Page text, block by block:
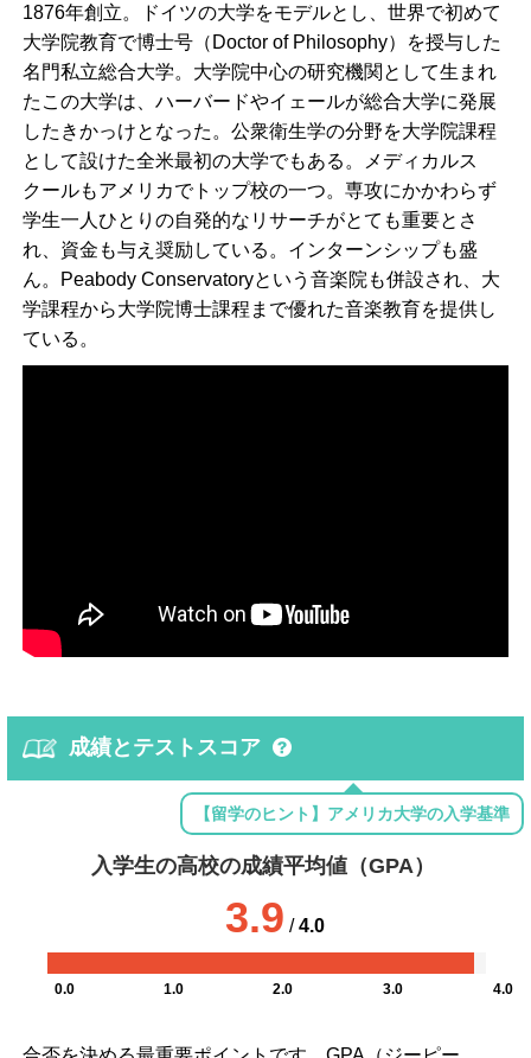
1876年創立。ドイツの大学をモデルとし、世界で初めて
大学院教育で博士号（Doctor of Philosophy）を授与した
名門私立総合大学。大学院中心の研究機関として生まれ
たこの大学は、ハーバードやイェールが総合大学に発展
したきかっけとなった。公衆衛生学の分野を大学院課程
として設けた全米最初の大学でもある。メディカルス
クールもアメリカでトップ校の一つ。専攻にかかわらず
学生一人ひとりの自発的なリサーチがとても重要とさ
れ、資金も与え奨励している。インターンシップも盛
ん。Peabody Conservatoryという音楽院も併設され、大
学課程から大学院博士課程まで優れた音楽教育を提供し
ている。
成績とテストスコア
【留学のヒント】アメリカ大学の入学基準
入学生の高校の成績平均値（GPA）
3.9 / 4.0
0.0 1.0 2.0 3.0 4.0